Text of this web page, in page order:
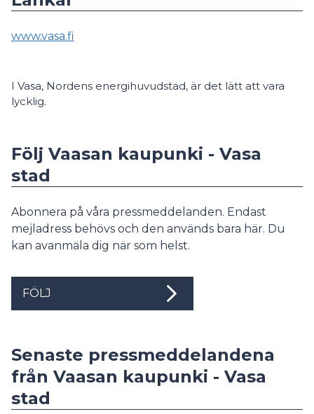
www.vasa.fi
I Vasa, Nordens energihuvudstad, är det lätt att vara
lycklig.
Följ Vaasan kaupunki - Vasa
stad
Abonnera på våra pressmeddelanden. Endast
mejladress behövs och den används bara här. Du
kan avanmäla dig när som helst.
FÖLJ
Senaste pressmeddelandena
från Vaasan kaupunki - Vasa
stad